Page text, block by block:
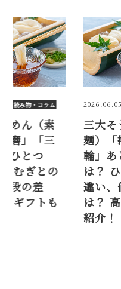
読み物・コラム
そうめん（素
「播磨」「三
あとひとつ
ひやむぎとの
、値段の差
高級ギフトも
三
輪
違
紹